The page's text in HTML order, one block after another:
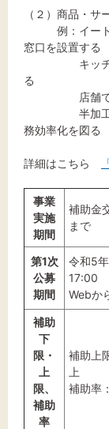
（２）商品・サ
例：イートイ
窓口を設置する
キッチンカ
る
店舗での人
半加工品の
務効率化を図
詳細はこちら
事業
実施
期間
補助金
まで
第1次
公募
期間
令和5
17:00
Webか
補助
下
限・
上
限、
補助
率
補助上
上
補助率